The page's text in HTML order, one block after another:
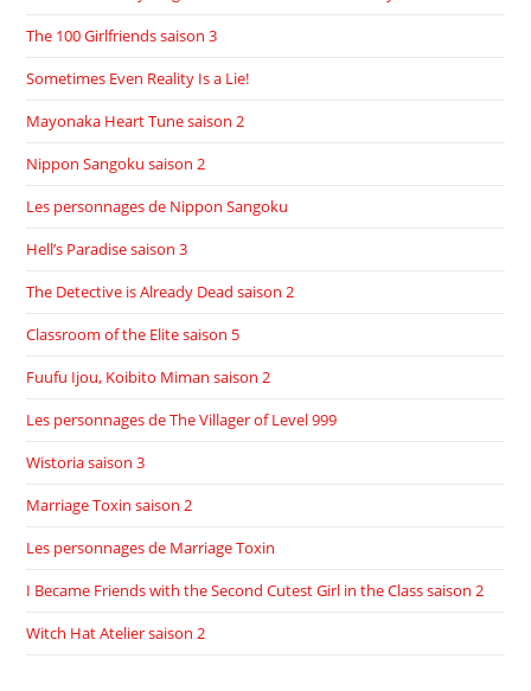
The 100 Girlfriends saison 3
Sometimes Even Reality Is a Lie!
Mayonaka Heart Tune saison 2
Nippon Sangoku saison 2
Les personnages de Nippon Sangoku
Hell’s Paradise saison 3
The Detective is Already Dead saison 2
Classroom of the Elite saison 5
Fuufu Ijou, Koibito Miman saison 2
Les personnages de The Villager of Level 999
Wistoria saison 3
Marriage Toxin saison 2
Les personnages de Marriage Toxin
I Became Friends with the Second Cutest Girl in the Class saison 2
Witch Hat Atelier saison 2